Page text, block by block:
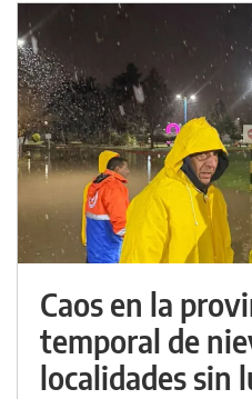
Caos en la
temporal de
localidades sin